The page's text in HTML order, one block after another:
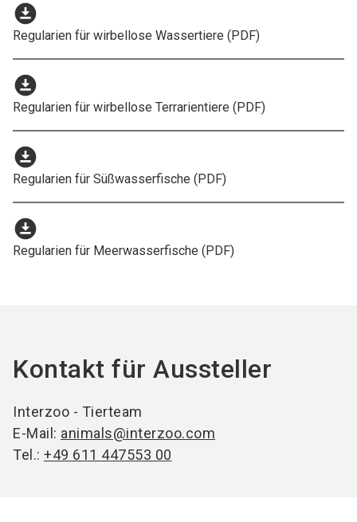
download_for_offline
Regularien für wirbellose Wassertiere (PDF)
download_for_offline
Regularien für wirbellose Terrarientiere (PDF)
download_for_offline
Regularien für Süßwasserfische (PDF)
download_for_offline
Regularien für Meerwasserfische (PDF)
Kontakt für Aussteller
Interzoo - Tierteam
E-Mail: animals@interzoo.com
Tel.: +49 611 447553 00